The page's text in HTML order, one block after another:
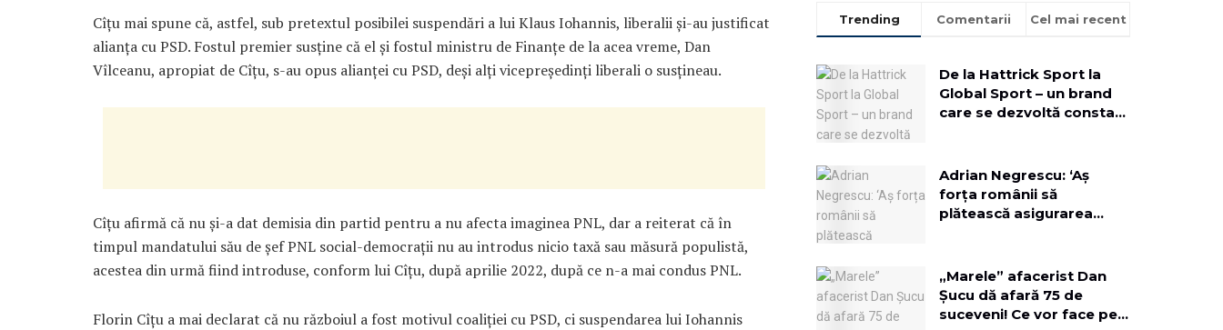
Cîțu mai spune că, astfel, sub pretextul posibilei suspendări a lui Klaus Iohannis, liberalii și-au justificat
alianța cu PSD. Fostul premier susține că el și fostul ministru de Finanțe de la acea vreme, Dan
Vîlceanu, apropiat de Cîțu, s-au opus alianței cu PSD, deși alți vicepreședinți liberali o susțineau.
Cîțu afirmă că nu și-a dat demisia din partid pentru a nu afecta imaginea PNL, dar a reiterat că în
timpul mandatului său de șef PNL social-democrații nu au introdus nicio taxă sau măsură populistă,
acestea din urmă fiind introduse, conform lui Cîțu, după aprilie 2022, după ce n-a mai condus PNL.
Florin Cîțu a mai declarat că nu războiul a fost motivul coaliției cu PSD, ci suspendarea lui Iohannis
Trending Comentarii Cel mai recent
De la Hattrick Sport la
Global Sport – un brand
care se dezvoltă constant
Adrian Negrescu: ‘Aș
forța românii să
plătească asigurarea
„Marele” afacerist Dan
Șucu dă afară 75 de
suceveni! Ce vor face pe